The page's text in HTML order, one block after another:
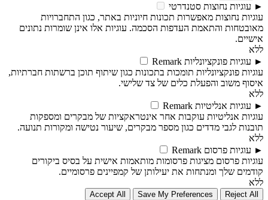
► עוגיות נחוצות סטנדרטי
עוגיות נחוצות מאפשרות תכונות חיוניות באתר, כגון התחברויות
מאובטחות והתאמת העדפות הסכמה. עוגיות אלו אינן שומרות נתונים
אישיים.
ללא
► עוגיות פונקציונליות Remark
עוגיות פונקציונליות תומכות בתכונות כגון שיתוף תוכן ברשתות חברתיות,
איסוף משוב והפעלת כלים של צד שלישי.
ללא
► עוגיות אנליטיות Remark
עוגיות אנליטיות עוקבות אחר אינטראקציות של מבקרים ומספקות
תובנות לגבי מדדים כגון מספר מבקרים, שיעור נטישה ומקורות תנועה.
ללא
► עוגיות פרסום Remark
עוגיות פרסום מציגות פרסומות מותאמות אישית על בסיס ביקורים
קודמים שלך ומנתחות את יעילותן של קמפיינים פרסומיים.
ללא
Reject All
Save My Preferences
Accept All